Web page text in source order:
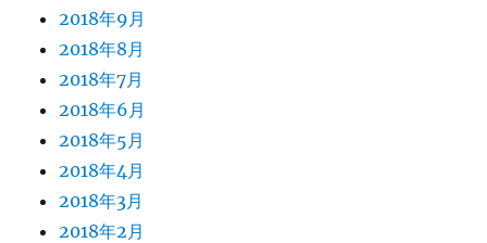
2018年9月
2018年8月
2018年7月
2018年6月
2018年5月
2018年4月
2018年3月
2018年2月